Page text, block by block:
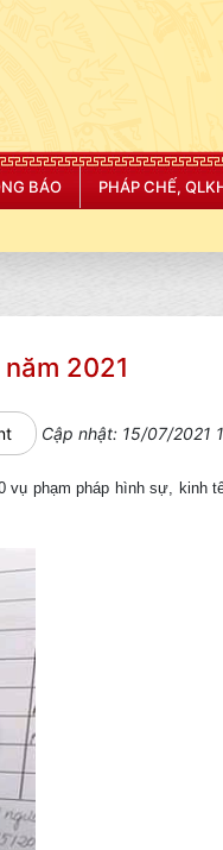
BÁO PHÁP CHẾ,
2021
Cập nhật: 15/07/2021
vụ phạm pháp hình sự, kinh